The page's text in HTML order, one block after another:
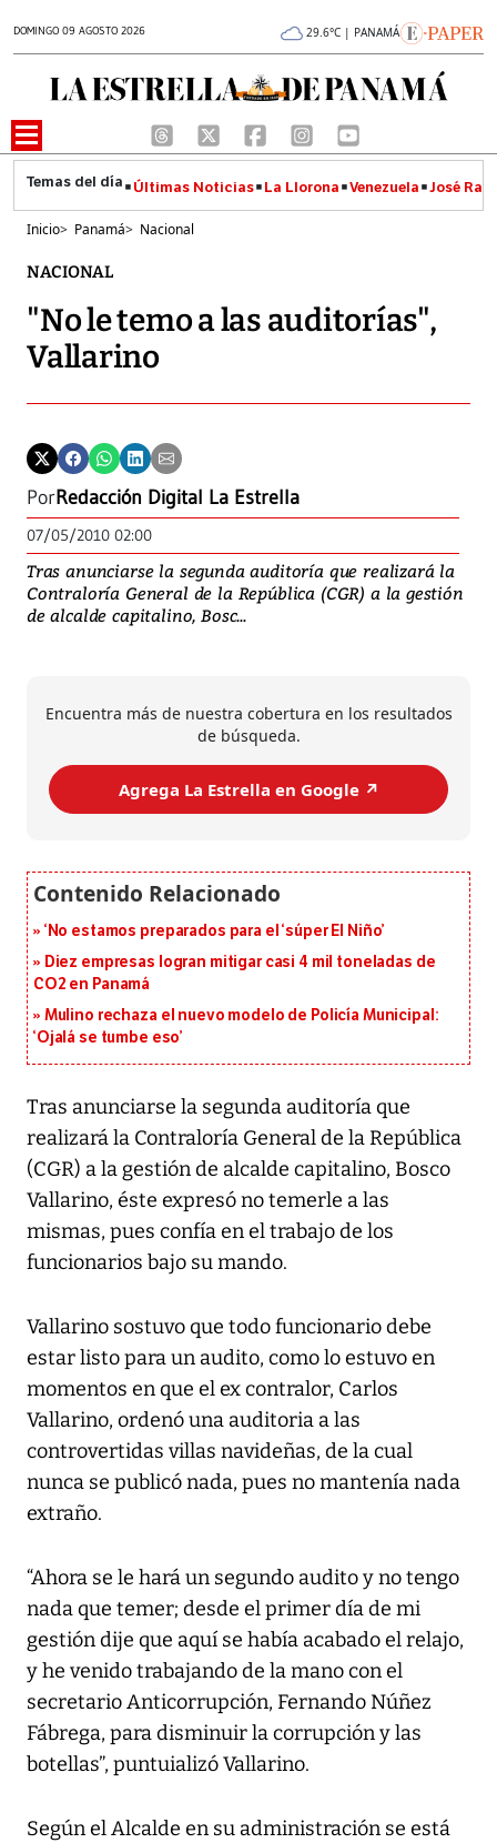
DOMINGO 09 AGOSTO 2026 29.6°C | PANAMÁ
Últimas Noticias La Llorona Venezuela José
Inicio> Panamá> Nacional
NACIONAL
"No le temo a las auditorías",
Vallarino
PorRedacción Digital La Estrella
07/05/2010 02:00
Tras anunciarse la segunda auditoría que realizará la
Contraloría General de la República (CGR) a la gestión
de alcalde capitalino, Bosc...
Encuentra más de nuestra cobertura en los resultados
de búsqueda.
Agrega La Estrella en Google ↗️
‘No estamos preparados para el ‘súper El Niño’
Diez empresas logran mitigar casi 4 mil toneladas de
CO2 en Panamá
Mulino rechaza el nuevo modelo de Policía Municipal:
‘Ojalá se tumbe eso’
Tras anunciarse la segunda auditoría que
realizará la Contraloría General de la República
(CGR) a la gestión de alcalde capitalino, Bosco
Vallarino, éste expresó no temerle a las
mismas, pues confía en el trabajo de los
funcionarios bajo su mando.
Vallarino sostuvo que todo funcionario debe
estar listo para un audito, como lo estuvo en
momentos en que el ex contralor, Carlos
Vallarino, ordenó una auditoria a las
controvertidas villas navideñas, de la cual
nunca se publicó nada, pues no mantenía nada
extraño.
“Ahora se le hará un segundo audito y no tengo
nada que temer; desde el primer día de mi
gestión dije que aquí se había acabado el relajo,
y he venido trabajando de la mano con el
secretario Anticorrupción, Fernando Núñez
Fábrega, para disminuir la corrupción y las
botellas”, puntuializó Vallarino.
Según el Alcalde en su administración se está